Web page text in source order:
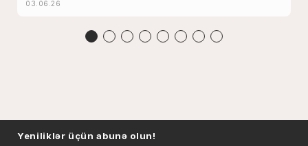
03.06.26
Yeniliklər üçün abunə olun!